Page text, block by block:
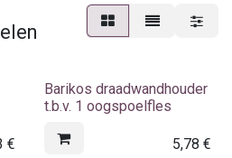
€
Barikos draadwandhouder
t.b.v. 1 oogspoelfles
5,78 €